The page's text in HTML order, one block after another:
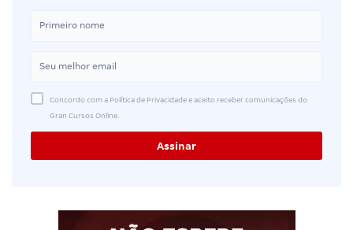
Concordo com a Política de Privacidade e aceito receber comunicações do
Gran Cursos Online.